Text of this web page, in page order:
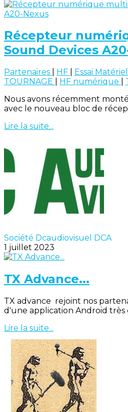
Récepteur
Sound Devices
Partenaires HF Essai Matériel
TOURNAGE
HF numérique
Nous avons récemment
avec le nouveau bloc de
Lire la suite...
Société Dcaudiovisuel DCA
1 juillet 2023
TX Advance...
TX advance rejoint nos
d'une application Android très
Lire la suite...